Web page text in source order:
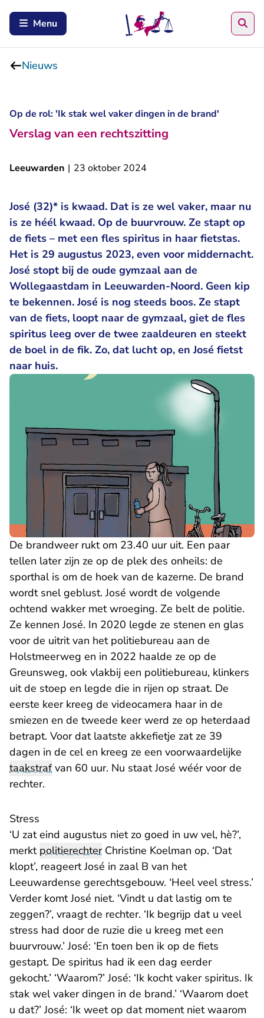
Menu
Nieuws
Op de rol: 'Ik stak wel vaker dingen in de brand'
Verslag van een rechtszitting
Leeuwarden | 23 oktober 2024
José (32)* is kwaad. Dat is ze wel vaker, maar nu
is ze héél kwaad. Op de buurvrouw. Ze stapt op
de fiets – met een fles spiritus in haar fietstas.
Het is 29 augustus 2023, even voor middernacht.
José stopt bij de oude gymzaal aan de
Wollegaastdam in Leeuwarden-Noord. Geen kip
te bekennen. José is nog steeds boos. Ze stapt
van de fiets, loopt naar de gymzaal, giet de fles
spiritus leeg over de twee zaaldeuren en steekt
de boel in de fik. Zo, dat lucht op, en José fietst
naar huis.
De brandweer rukt om 23.40 uur uit. Een paar
tellen later zijn ze op de plek des onheils: de
sporthal is om de hoek van de kazerne. De brand
wordt snel geblust. José wordt de volgende
ochtend wakker met wroeging. Ze belt de politie.
Ze kennen José. In 2020 legde ze stenen en glas
voor de uitrit van het politiebureau aan de
Holstmeerweg en in 2022 haalde ze op de
Greunsweg, ook vlakbij een politiebureau, klinkers
uit de stoep en legde die in rijen op straat. De
eerste keer kreeg de videocamera haar in de
smiezen en de tweede keer werd ze op heterdaad
betrapt. Voor dat laatste akkefietje zat ze 39
dagen in de cel en kreeg ze een voorwaardelijke
taakstrafvan 60 uur. Nu staat José wéér voor de
rechter.
Stress
‘U zat eind augustus niet zo goed in uw vel, hè?’,
merkt politierechterChristine Koelman op. ‘Dat
klopt’, reageert José in zaal B van het
Leeuwardense gerechtsgebouw. ‘Heel veel stress.’
Verder komt José niet. ‘Vindt u dat lastig om te
zeggen?’, vraagt de rechter. ‘Ik begrijp dat u veel
stress had door de ruzie die u kreeg met een
buurvrouw.’ José: ‘En toen ben ik op de fiets
gestapt. De spiritus had ik een dag eerder
gekocht.’ ‘Waarom?’ José: ‘Ik kocht vaker spiritus. Ik
stak wel vaker dingen in de brand.’ ‘Waarom doet
u dat?’ José: ‘Ik weet op dat moment niet waarom